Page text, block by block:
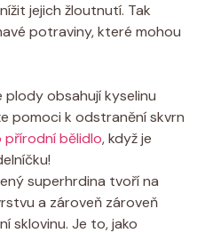
jejich žloutnutí. Tak
potraviny, které mohou
plody obsahují kyselinu
pomoci k odstranění skvrn
přírodní bělidlo, když je
superhrdina tvoří na
a zároveň zároveň
sklovinu. Je to, jako